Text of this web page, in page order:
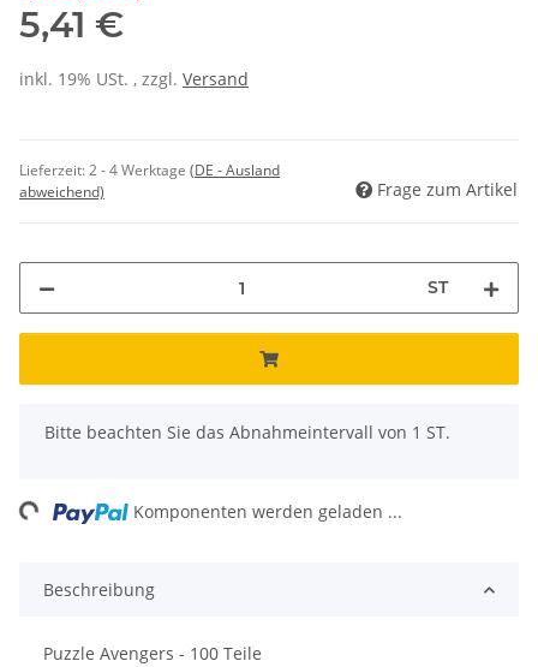
5,41 €
inkl. 19% USt. , zzgl. Versand
Lieferzeit:2 - 4 Werktage (DE - Ausland
abweichend)
Frage zum Artikel
ST
x
Bitte beachten Sie das Abnahmeintervall von 1 ST.
Komponenten werden geladen ...
Beschreibung
Puzzle Avengers - 100 Teile